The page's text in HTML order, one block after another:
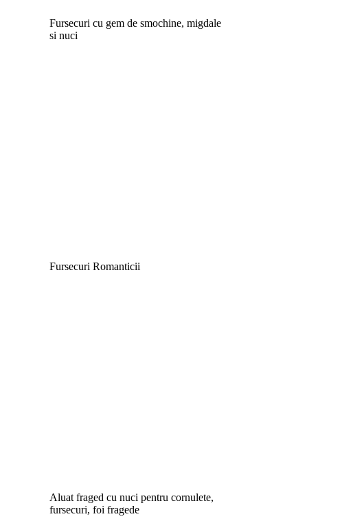
Fursecuri cu gem de smochine, migdale
si nuci
Fursecuri Romanticii
Aluat fraged cu nuci pentru cornulete,
fursecuri, foi fragede